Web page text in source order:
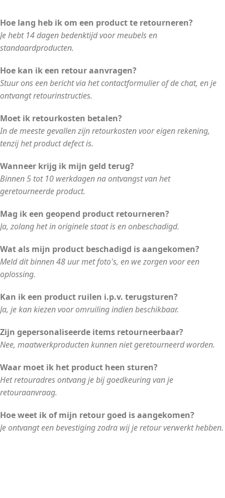
Hoe lang heb ik om een product te retourneren?
Je hebt 14 dagen bedenktijd voor meubels en
standaardproducten.
Hoe kan ik een retour aanvragen?
Stuur ons een bericht via het contactformulier of de chat, en je
ontvangt retourinstructies.
Moet ik retourkosten betalen?
In de meeste gevallen zijn retourkosten voor eigen rekening,
tenzij het product defect is.
Wanneer krijg ik mijn geld terug?
Binnen 5 tot 10 werkdagen na ontvangst van het
geretourneerde product.
Mag ik een geopend product retourneren?
Ja, zolang het in originele staat is en onbeschadigd.
Wat als mijn product beschadigd is aangekomen?
Meld dit binnen 48 uur met foto's, en we zorgen voor een
oplossing.
Kan ik een product ruilen i.p.v. terugsturen?
Ja, je kan kiezen voor omruiling indien beschikbaar.
Zijn gepersonaliseerde items retourneerbaar?
Nee, maatwerkproducten kunnen niet geretourneerd worden.
Waar moet ik het product heen sturen?
Het retouradres ontvang je bij goedkeuring van je
retouraanvraag.
Hoe weet ik of mijn retour goed is aangekomen?
Je ontvangt een bevestiging zodra wij je retour verwerkt hebben.